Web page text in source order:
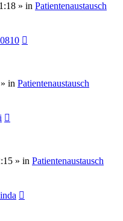
» in Patientenaustausch
in Patientenaustausch
» in Patientenaustausch